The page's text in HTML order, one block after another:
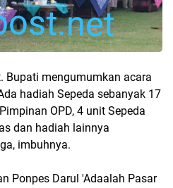
Bupati mengumumkan acara
hadiah Sepeda sebanyak 17
OPD, 4 unit Sepeda
dan hadiah lainnya
imbuhnya.
Ponpes Darul 'Adaalah Pasar